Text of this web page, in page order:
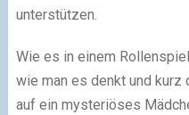
unterstützen.
Wie es in einem
wie man es denkt und
auf ein mysteriöses